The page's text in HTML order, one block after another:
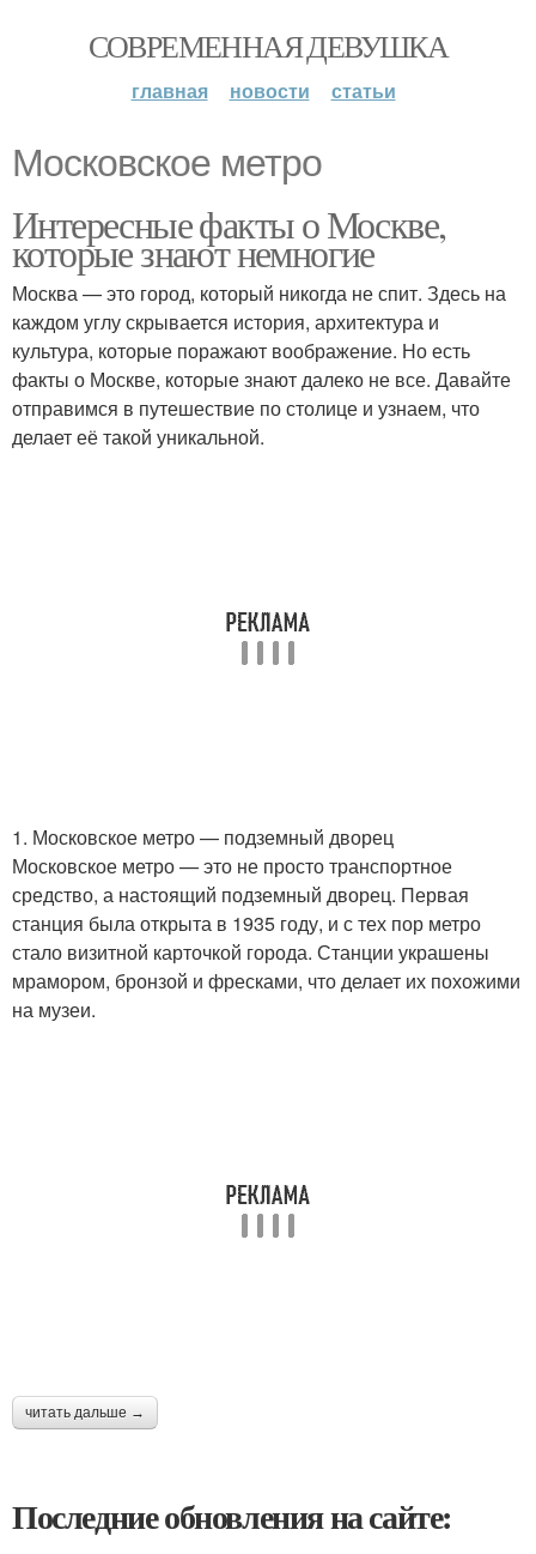
СОВРЕМЕННАЯ ДЕВУШКА
главная новости статьи
Московское метро
Интересные факты о Москве,
которые знают немногие
Москва — это город, который никогда не спит. Здесь на
каждом углу скрывается история, архитектура и
культура, которые поражают воображение. Но есть
факты о Москве, которые знают далеко не все. Давайте
отправимся в путешествие по столице и узнаем, что
делает её такой уникальной.
1. Московское метро — подземный дворец
Московское метро — это не просто транспортное
средство, а настоящий подземный дворец. Первая
станция была открыта в 1935 году, и с тех пор метро
стало визитной карточкой города. Станции украшены
мрамором, бронзой и фресками, что делает их похожими
на музеи.
читать дальше →
Последние обновления на сайте: